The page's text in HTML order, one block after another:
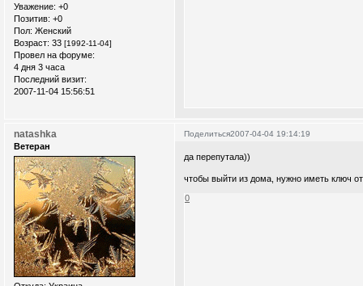
Уважение: +0
Позитив: +0
Пол: Женский
Возраст: 33 [1992-11-04]
Провел на форуме:
4 дня 3 часа
Последний визит:
2007-11-04 15:56:51
Поделиться2007-04-04 19:14:19
natashka
Ветеран
да перепутала))
чтобы выйти из дома, нужно иметь ключ
0